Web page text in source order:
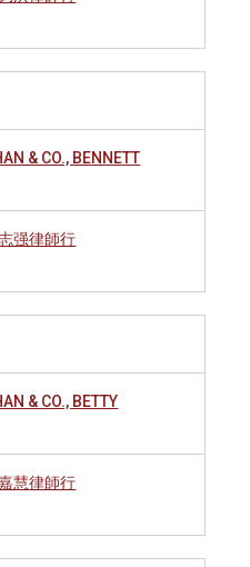
& CO., BENNETT
强律師行
& CO., BETTY
慧律師行